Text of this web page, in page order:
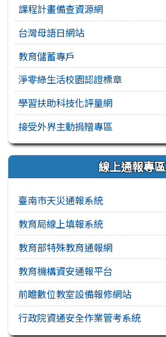
課程計畫備查資源網
台灣母語日網站
教育儲蓄專戶
淨零綠生活校園認證標章
學習扶助科技化評量網
接受外界主動捐贈專區
線上通報專區
臺南市天災通報系統
教育局線上填報系統
教育部特殊教育通報網
教育機構資安通報平台
前瞻數位教室設備報修網站
行政院資通安全作業管考系統